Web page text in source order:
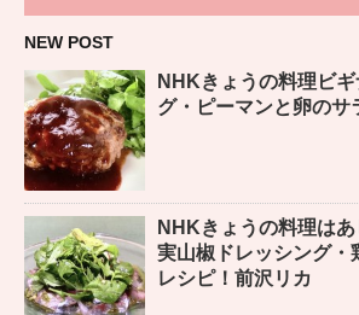
NEW POST
NHKきょうの料理ビ
グ・ピーマンと卵の
NHKきょうの料理は
実山椒ドレッシング・
レシピ！前沢リカ